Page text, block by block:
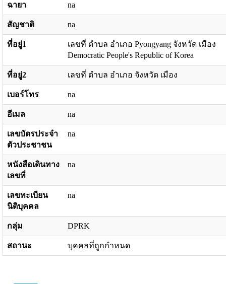
ฉายา na
สัญชาติ na
ที่อยู่1
เลขที่ ตำบล อำเภอ Pyongyang จังหวัด เมือง
Democratic People's Republic of Korea
ที่อยู่2 เลขที่ ตำบล อำเภอ จังหวัด เมือง
เบอร์โทร na
อีเมล na
เลขบัตรประจำ
ตัวประชาชน
na
หนังสือเดินทาง
เลขที่
na
เลขทะเบียน
นิติบุคคล
na
กลุ่ม DPRK
สถานะ บุคคลที่ถูกกำหนด